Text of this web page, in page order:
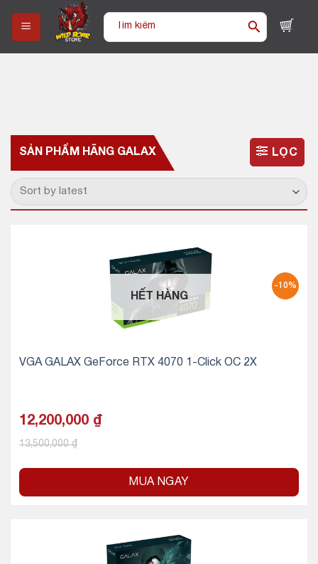
content
Tìm
SẢN PHẨM HÃNG GALAX LỌC
-10%
HẾT HÀNG
VGA GALAX GeForce RTX 4070 1-Click OC 2X
12,200,000 ₫
13,500,000₫
MUA NGAY